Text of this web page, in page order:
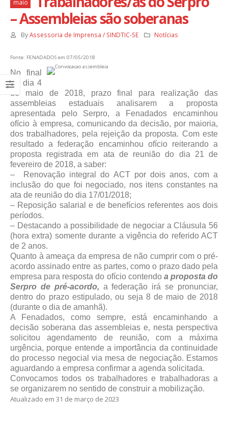
maio
– Assembleias são soberanas
ByAssessoria de Imprensa / SINDTIC-SE Notícias
Fonte: FENADADOS em 07/05/2018
No final
do dia 4
de maio de 2018, prazo final para realização das
assembleias estaduais analisarem a proposta
apresentada pelo Serpro, a Fenadados encaminhou
ofício à empresa, comunicando da decisão, por maioria,
dos trabalhadores, pela rejeição da proposta. Com este
resultado a federação encaminhou ofício reiterando a
proposta registrada em ata de reunião do dia 21 de
fevereiro de 2018, a saber:
– Renovação integral do ACT por dois anos, com a
inclusão do que foi negociado, nos itens constantes na
ata de reunião do dia 17/01/2018;
– Reposição salarial e de benefícios referentes aos dois
períodos.
– Destacando a possibilidade de negociar a Cláusula 56
(hora extra) somente durante a vigência do referido ACT
de 2 anos.
Quanto à ameaça da empresa de não cumprir com o pré-
acordo assinado entre as partes, como o prazo dado pela
empresa para resposta do ofício contendo a proposta do
Serpro de pré-acordo, a federação irá se pronunciar,
dentro do prazo estipulado, ou seja 8 de maio de 2018
(durante o dia de amanhã).
A Fenadados, como sempre, está encaminhando a
decisão soberana das assembleias e, nesta perspectiva
solicitou agendamento de reunião, com a máxima
urgência, porque entende a importância da continuidade
do processo negocial via mesa de negociação. Estamos
aguardando a empresa confirmar a agenda solicitada.
Convocamos todos os trabalhadores e trabalhadoras a
se organizarem no sentido de construir a mobilização.
Atualizado em 31 de março de 2023